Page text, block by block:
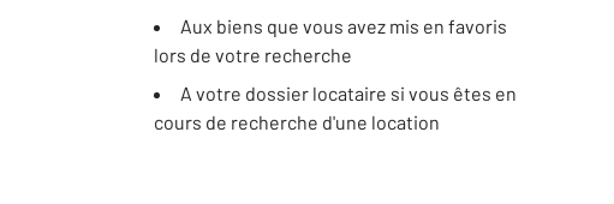
Aux biens que vous avez mis en favoris
lors de votre recherche
A votre dossier locataire si vous êtes en
cours de recherche d'une location